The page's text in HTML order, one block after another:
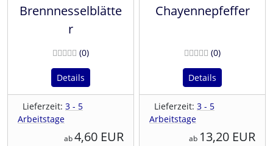
Brennnesselblätte
r
(0Bewertungen
)
Details
Lieferzeit: 3 - 5
Arbeitstage
ab4,60 EUR
Chayennepfeffer
(0)
Details
Lieferzeit: 3 - 5
Arbeitstage
ab 13,20 EUR